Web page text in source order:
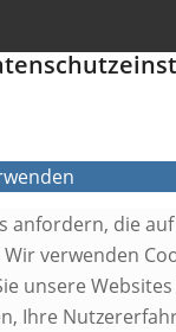
anfordern, die
verwenden
unsere
Ihre